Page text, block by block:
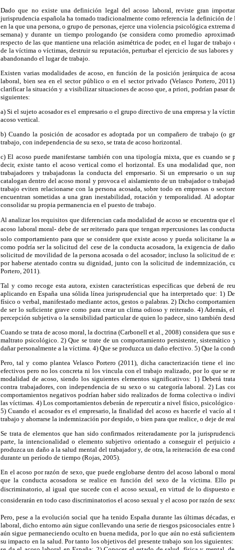
Dado que no existe una definición legal del acoso laboral, reviste gran
jurisprudencia española ha tomado tradicionalmente como referencia la definición
en la que una persona, o grupo de personas, ejerce una violencia psicológica extrema
semana) y durante un tiempo prologando (se considera como promedio
respecto de las que mantiene una relación asimétrica de poder, en el lugar de
de la víctima o víctimas, destruir su reputación, perturbar el ejercicio de sus labores y
abandonando el lugar de trabajo.
Existen varias modalidades de acoso, en función de la posición jerárquica de
laboral, bien sea en el sector público o en el sector privado (Velasco Portero,
clarificar la situación y a visibilizar situaciones de acoso que, a priori, podrían pasar
siguientes:
a) Si el sujeto acosador es el empresario o el grupo directivo de una empresa y la
acoso vertical.
b) Cuando la posición de acosador es adoptada por un compañero de trabajo (o
trabajo, con independencia de su sexo, se trata de acoso horizontal.
c) El acoso puede manifestarse también con una tipología mixta, que es cuando se
decir, existe tanto el acoso vertical como el horizontal. Es una modalidad que,
trabajadores y trabajadoras la conducta del empresario. Si un empresario o un
catalogan dentro del acoso moral y provoca el aislamiento de un trabajador o
trabajo eviten relacionarse con la persona acosada, sobre todo en empresas o
encuentran sometidas a una gran inestabilidad, rotación y temporalidad. Al
consolidar su propia permanencia en el puesto de trabajo.
Al analizar los requisitos que diferencian cada modalidad de acoso se encuentra que
acoso laboral moral- debe de ser reiterado para que tengan repercusiones las
solo comportamiento para que se considere que existe acoso y pueda solicitarse la
como podría ser la solicitud del cese de la conducta acosadora, la exigencia de
solicitud de movilidad de la persona acosada o del acosador; incluso la solicitud de
por haberse atentado contra su dignidad, junto con la solicitud de indemnización,
Portero, 2011).
Tal y como recoge esta autora, existen características específicas que deberá de
aplicando en España una sólida línea jurisprudencial que ha interpretado que: 1)
físico o verbal, manifestado mediante actos, gestos o palabras. 2) Dicho
de ser lo suficiente grave como para crear un clima odioso y reiterado. 4) Además,
percepción subjetiva o la sensibilidad particular de quien lo padece, sino también
Cuando se trata de acoso moral, la doctrina (Carbonell et al., 2008) considera que
maltrato psicológico. 2) Que se trate de un comportamiento persistente,
dañar personalmente a la víctima. 4) Que se produzca un daño efectivo. 5) Que la
Pero, tal y como plantea Velasco Portero (2011), dicha caracterización tiene el
efectivos pero no los concreta ni los vincula con el trabajo realizado, por lo que se
modalidad de acoso, siendo los siguientes elementos significativos: 1) Deberá
contra trabajadores, con independencia de su sexo o su categoría laboral. 2) Las
comportamientos negativos podrían haber sido realizados de forma colectiva o
las víctimas. 4) Los comportamientos deberán de repercutir a nivel físico,
5) Cuando el acosador es el empresario, la finalidad del acoso es hacerle el vacío al
trabajo y ahorrarse la indemnización por despido, o bien para que realice, o deje de
Se trata de elementos que han sido confirmados reiteradamente por la
parte, la intencionalidad o elemento subjetivo orientado a conseguir el perjuicio
produzca un daño a la salud mental del trabajador y, de otra, la reiteración de esa
durante un período de tiempo (Rojas, 2005).
En el acoso por razón de sexo, que puede englobarse dentro del acoso laboral o
que la conducta acosadora se realice en función del sexo de la víctima. Ello
discriminatorio, al igual que sucede con el acoso sexual, en virtud de lo dispuesto
considerarán en todo caso discriminatorios el acoso sexual y el acoso por razón de
Pero, pese a la evolución social que ha tenido España durante las últimas décadas,
laboral, dicho entorno aún sigue conllevando una serie de riesgos psicosociales entre
aún sigue permaneciendo oculto en buena medida, por lo que aún no está
su impacto en la salud. Por tanto los objetivos del presente trabajo son los